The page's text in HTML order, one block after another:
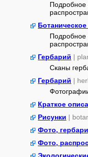
Подробное
Подробное
Гербарий |
Сканы
Гербарий |
Краткое
Рисунки |
Фото,
Фото,